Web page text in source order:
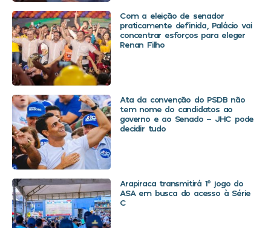
Com a eleição de senador
praticamente definida, Palácio vai
concentrar esforços para eleger
Renan Filho
Ata da convenção do PSDB não
tem nome do candidatos ao
governo e ao Senado – JHC pode
decidir tudo
Arapiraca transmitirá 1º jogo do
ASA em busca do acesso à Série
C